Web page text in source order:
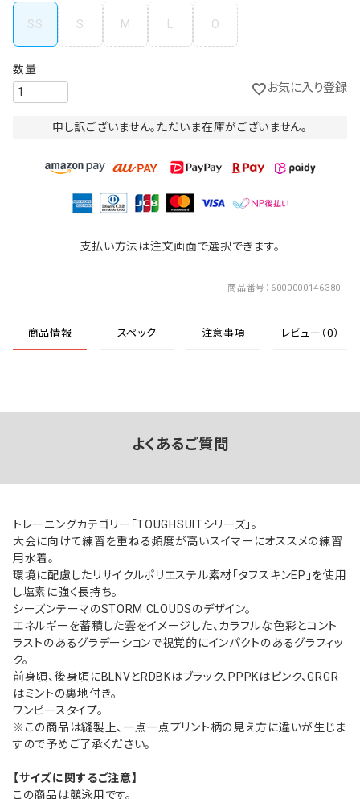
SS S M O
お気に入り登録
申し訳ございません。ただいま在庫がございません。
支払い方法は注文画面で選択できます。
商品番号 6000000146380
商品情報 スペック 注意事項 レビュー（0）
よくあるご質問
トレーニングカテゴリー「TOUGHSUITシリーズ」。
大会に向けて練習を重ねる頻度が高いスイマーにオススメの練習
用水着。
環境に配慮したリサイクルポリエステル素材「タフスキンEP」を使用
し塩素に強く長持ち。
シーズンテーマのSTORM CLOUDSのデザイン。
エネルギーを蓄積した雲をイメージした、カラフルな色彩とコント
ラストのあるグラデーションで視覚的にインパクトのあるグラフィッ
ク。
前身頃、後身頃にBLNVとRDBKはブラック、PPPKはピンク、GRGR
はミントの裏地付き。
ワンピースタイプ。
※この商品は縫製上、一点一点プリント柄の見え方に違いが生じま
すので予めご了承ください。
【サイズに関するご注意】
この商品は競泳用です。